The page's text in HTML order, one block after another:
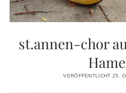
st.annen-chor
VERÖFFENTLICHT 25.